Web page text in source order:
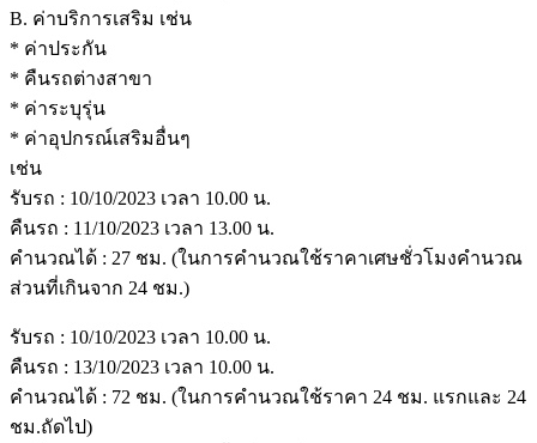
B. ค่าบริการเสริม เช่น
* ค่าประกัน
* คืนรถต่างสาขา
* ค่าระบุรุ่น
* ค่าอุปกรณ์เสริมอื่นๆ
เช่น
รับรถ : 10/10/2023 เวลา 10.00 น.
คืนรถ : 11/10/2023 เวลา 13.00 น.
คำนวณได้ : 27 ชม. (ในการคำนวณใช้ราคาเศษชั่วโมงคำนวณ
ส่วนที่เกินจาก 24 ชม.)
รับรถ : 10/10/2023 เวลา 10.00 น.
คืนรถ : 13/10/2023 เวลา 10.00 น.
คำนวณได้ : 72 ชม. (ในการคำนวณใช้ราคา 24 ชม. แรกและ 24
ชม.ถัดไป)